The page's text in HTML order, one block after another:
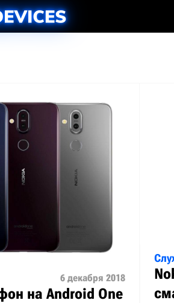
6 декабря 2018
на Android One